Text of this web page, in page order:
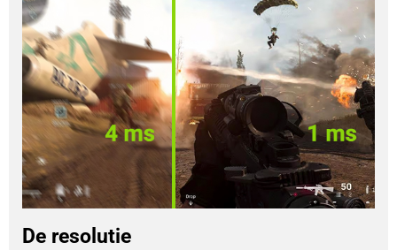
De resolutie